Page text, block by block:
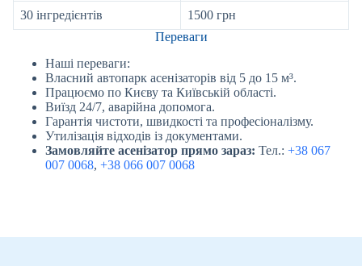
30 інгредієнтів
1500 грн
Переваги
Наші переваги:
Власний автопарк асенізаторів від 5 до 15 м³.
Працюємо по Києву та Київській області.
Виїзд 24/7, аварійна допомога.
Гарантія чистоти, швидкості та професіоналізму.
Утилізація відходів із документами.
Замовляйте асенізатор прямо зараз: Тел.: +38 067
007 0068, +38 066 007 0068